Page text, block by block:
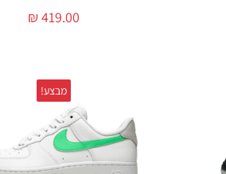
₪419.00
מבצע!